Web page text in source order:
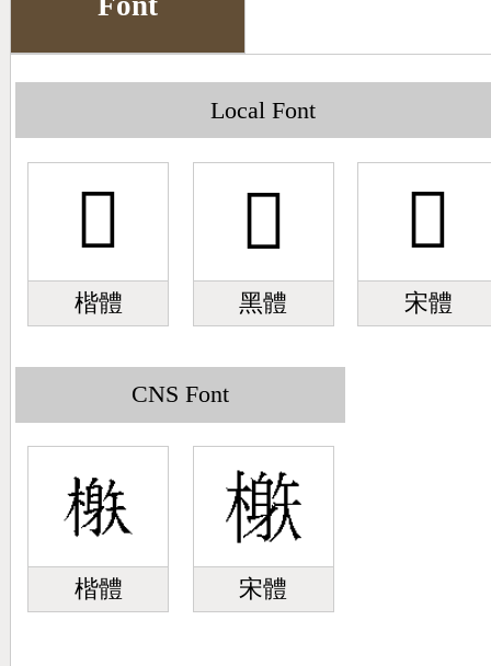
Local Font
𣛘
楷體
𣛘
黑體
𣛘
宋體
CNS Font
楷體 宋體